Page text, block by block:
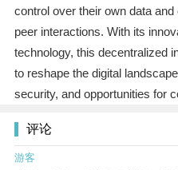
control over their own data
peer interactions. With its
technology, this decentralized
to reshape the digital
security, and opportunities for
评论
游客